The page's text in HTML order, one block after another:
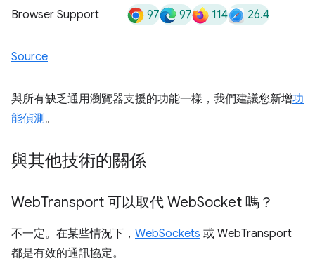
Browser Support 97 97 114 26.4
Source
與所有缺乏通用瀏覽器支援的功能一樣，我們建議您新增功
能偵測。
與其他技術的關係
WebTransport 可以取代 WebSocket 嗎？
不一定。在某些情況下， WebSockets 或 WebTransport
都是有效的通訊協定。